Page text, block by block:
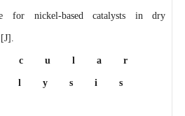
for nickel-based catalysts in dry